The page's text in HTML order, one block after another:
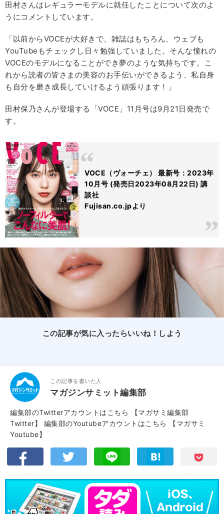
田村さんはレギュラーモデルに就任したことについて次のよ
うにコメントしています。
「以前からVOCEが大好きで、雑誌はもちろん、ウェブも
YouTubeもチェックし日々勉強していました。そんな憧れの
VOCEのモデルになることができ夢のような気持ちです。こ
れから読者の皆さまの美容のお手伝いができるよう、私自身
も自分を磨き成長していけるよう頑張ります！」
田村保乃さんが登場する「VOCE」11月号は9月21日発売で
す。
VOCE（ヴォーチェ） 最新号：2023年
10月号 (発売日2023年08月22日) 講
談社
Fujisan.co.jpより
この記事が気に入ったらいいね！しよう
この記事を書いた人
マガジンサミット編集部
編集部のTwitterアカウントはこちら
【マガサミ編集部
Twitter】
編集部のYoutubeアカウントはこちら
【マガサミ
Youtube】